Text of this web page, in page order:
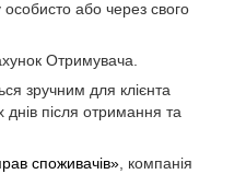
особисто або через свого
Отримувача.
зручним для клієнта
після отримання та
споживачів» , компанія